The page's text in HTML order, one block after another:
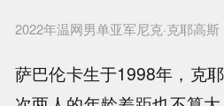
2022年温网男单亚军尼克·克耶高斯
萨巴伦卡生于1998年，克